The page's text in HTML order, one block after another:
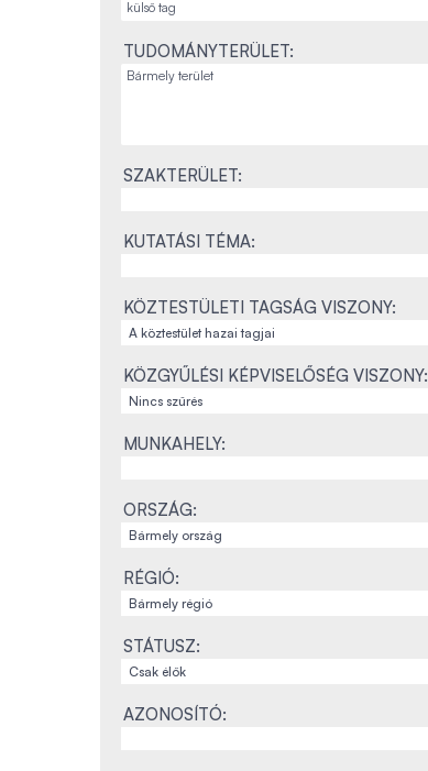
TUDOMÁNYTERÜLET:
SZAKTERÜLET:
KUTATÁSI TÉMA:
KÖZTESTÜLETI TAGSÁG VISZONY:
KÖZGYŰLÉSI KÉPVISELŐSÉG VISZONY:
MUNKAHELY:
ORSZÁG:
RÉGIÓ:
STÁTUSZ:
AZONOSÍTÓ: